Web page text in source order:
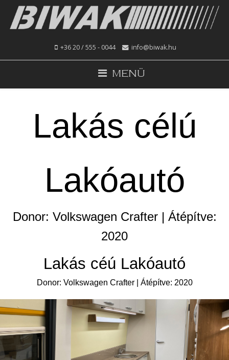
+36 20 / 555 - 0044 info@biwak.hu
MENÜ
Lakás célú
Lakóautó
Donor: Volkswagen Crafter | Átépítve:
2020
Lakás céú Lakóautó
Donor: Volkswagen Crafter | Átépítve: 2020